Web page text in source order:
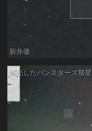
新井優